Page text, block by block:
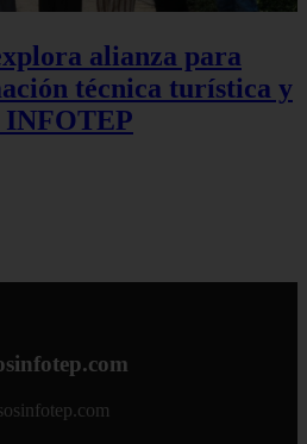
alianza para
técnica turística y
INFOTEP